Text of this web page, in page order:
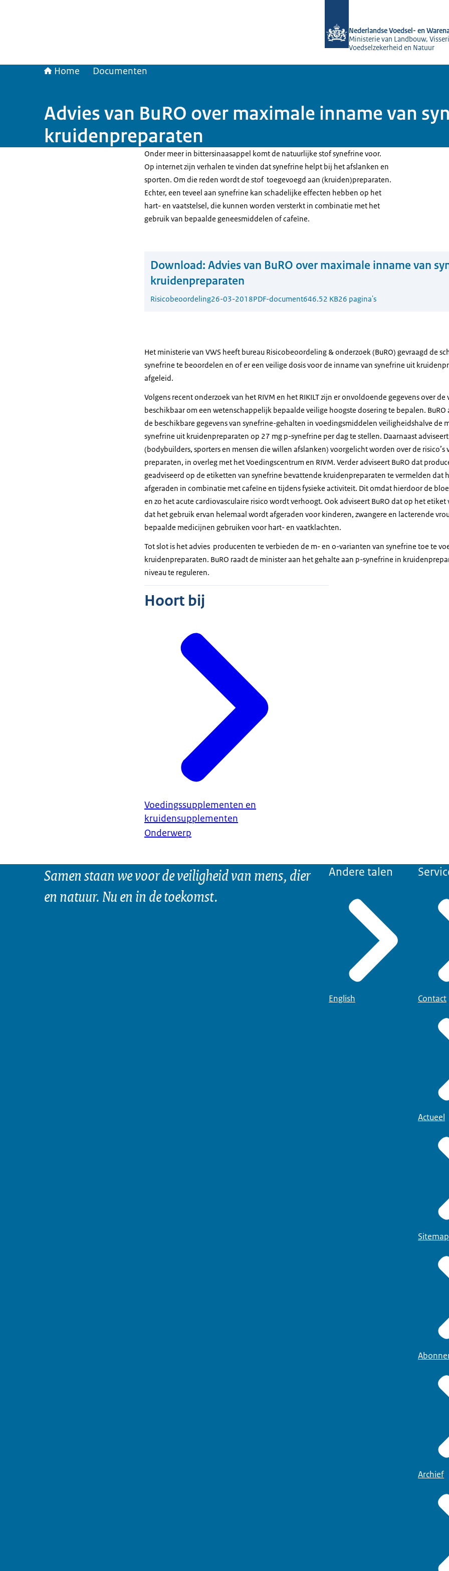
Nederlandse Voedsel- en
Ministerie van Landbouw,
Voedselzekerheid en Natuur
Home Documenten
Advies van BuRO over maximale inname van
kruidenpreparaten
Onder meer in bittersinaasappel komt de natuurlijke stof synefrine voor.
Op internet zijn verhalen te vinden dat synefrine helpt bij het afslanken en
sporten. Om die reden wordt de stof toegevoegd aan (kruiden)preparaten.
Echter, een teveel aan synefrine kan schadelijke effecten hebben op het
hart- en vaatstelsel, die kunnen worden versterkt in combinatie met het
gebruik van bepaalde geneesmiddelen of cafeïne.
Download: Advies van BuRO over maximale inname van
kruidenpreparaten
Risicobeoordeling26-03-2018PDF-document646.52 KB26 pagina's
Het ministerie van VWS heeft bureau Risicobeoordeling & onderzoek (BuRO) gevraagd de
synefrine te beoordelen en of er een veilige dosis voor de inname van synefrine uit
afgeleid.
Volgens recent onderzoek van het RIVM en het RIKILT zijn er onvoldoende gegevens over
beschikbaar om een wetenschappelijk bepaalde veilige hoogste dosering te bepalen. BuRO
de beschikbare gegevens van synefrine-gehalten in voedingsmiddelen veiligheidshalve de
synefrine uit kruidenpreparaten op 27 mg p-synefrine per dag te stellen. Daarnaast
(bodybuilders, sporters en mensen die willen afslanken) voorgelicht worden over de risico’s
preparaten, in overleg met het Voedingscentrum en RIVM. Verder adviseert BuRO dat
geadviseerd op de etiketten van synefrine bevattende kruidenpreparaten te vermelden dat
afgeraden in combinatie met cafeïne en tijdens fysieke activiteit. Dit omdat hierdoor de
en zo het acute cardiovasculaire risico wordt verhoogt. Ook adviseert BuRO dat op het
dat het gebruik ervan helemaal wordt afgeraden voor kinderen, zwangere en lacterende
bepaalde medicijnen gebruiken voor hart- en vaatklachten.
Tot slot is het advies producenten te verbieden de m- en o-varianten van synefrine toe te
kruidenpreparaten. BuRO raadt de minister aan het gehalte aan p-synefrine in
niveau te reguleren.
Hoort bij
Voedingssupplementen en
kruidensupplementen
Onderwerp
Samen staan we voor de veiligheid van mens, dier
en natuur. Nu en in de toekomst.
Andere talen
English Contact
Actueel
Sitemap
Archief